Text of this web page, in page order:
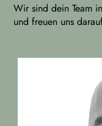
Wir sind dein Team
und freuen uns